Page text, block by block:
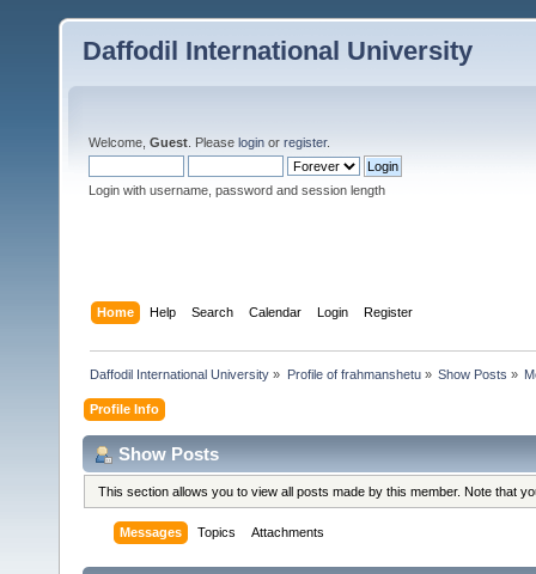
Daffodil International University
Welcome, Guest . Please login or register.
Login with username, password and session length
Home Help Search Calendar Login Register
Daffodil International University » Profile of frahmanshetu» Show Posts »
Profile Info
Show Posts
This section allows you to view all posts made by this member. Note that
Messages Topics Attachments